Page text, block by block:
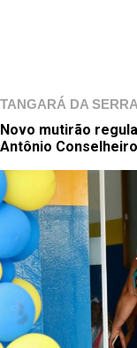
TANGARÁ DA SERRA
Novo mutirão
Antônio Conselheiro